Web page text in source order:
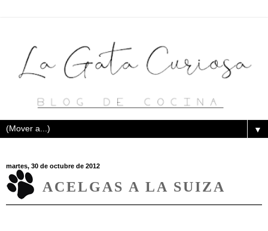
▼
martes, 30 de octubre de 2012
ACELGAS A LA SUIZA